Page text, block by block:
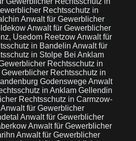
Rechtsschutz in
Anwalt für Gewerblicher
Anwalt für Gewerblicher
Usedom ReetzowAnwalt für
in Bandelin Anwalt für
in Stolpe Bei Anklam
Rechtsschutz in
Rechtsschutz in
GodenswegeAnwalt
in Anklam Gellendin
Rechtsschutz in Carmzow-
Anwalt für Gewerblicher
Anwalt für Gewerblicher
Anwalt für Gewerblicher
Anwalt für Gewerblicher